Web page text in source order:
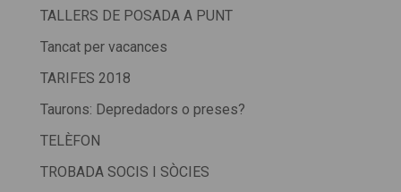
TALLERS DE POSADA A PUNT
Tancat per vacances
TARIFES 2018
Taurons: Depredadors o preses?
TELÈFON
TROBADA SOCIS I SÒCIES